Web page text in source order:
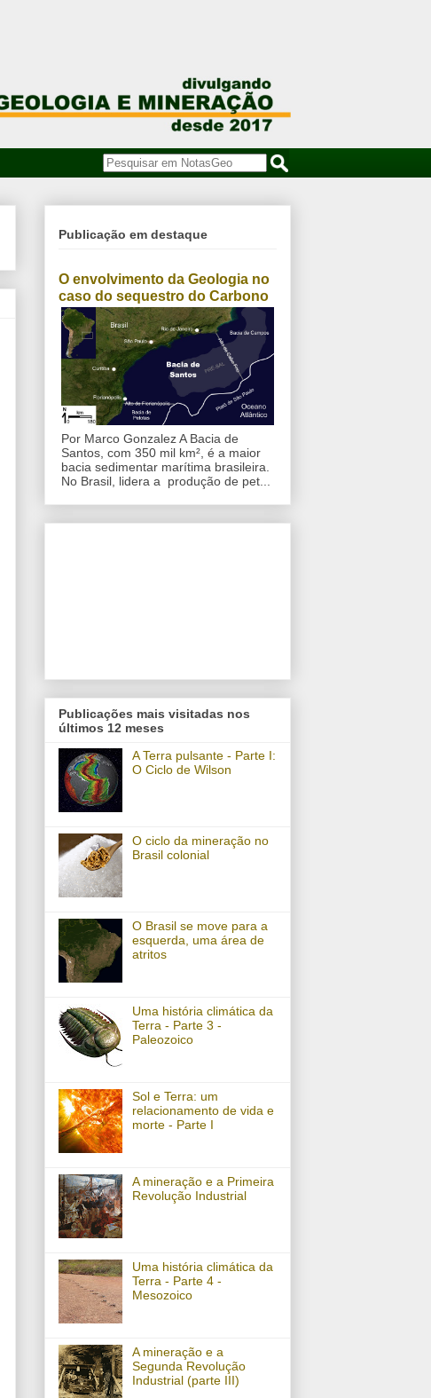
Publicação em destaque
O envolvimento da Geologia no
caso do sequestro do Carbono
Por Marco Gonzalez A Bacia de
Santos, com 350 mil km², é a maior
bacia sedimentar marítima brasileira.
No Brasil, lidera a produção de pet...
Publicações mais visitadas nos
últimos 12 meses
A Terra pulsante - Parte I:
O Ciclo de Wilson
O ciclo da mineração no
Brasil colonial
O Brasil se move para a
esquerda, uma área de
atritos
Uma história climática da
Terra - Parte 3 -
Paleozoico
Sol e Terra: um
relacionamento de vida e
morte - Parte I
A mineração e a Primeira
Revolução Industrial
Uma história climática da
Terra - Parte 4 -
Mesozoico
A mineração e a
Segunda Revolução
Industrial (parte III)